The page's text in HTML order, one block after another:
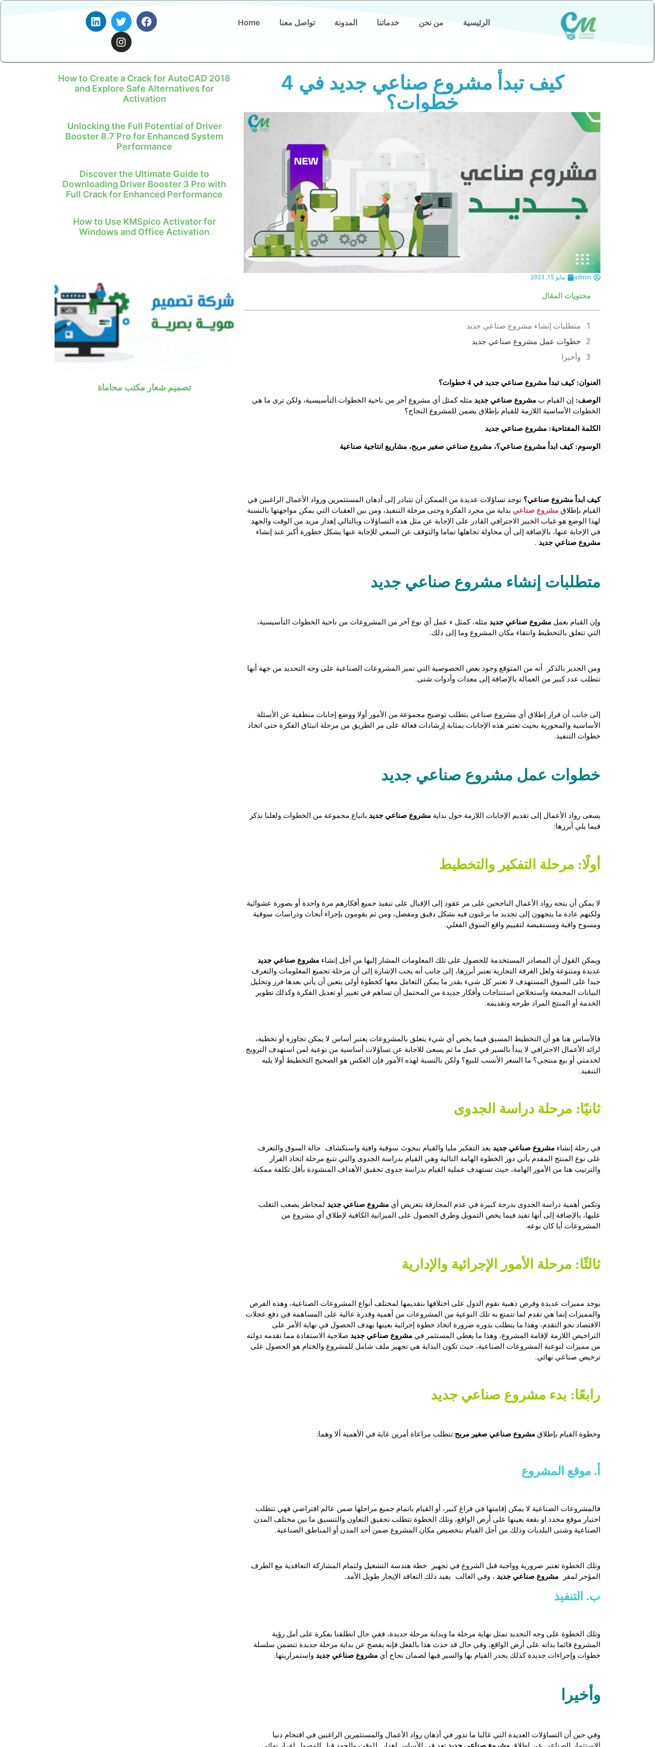
الرئيسية من نحن خدماتنا المدونة تواصل معنا Home
كيف تبدأ مشروع صناعي جديد في 4
خطوات؟
admin مايو 15, 2023
محتويات المقال
متطلبات إنشاء مشروع صناعي جديد
خطوات عمل مشروع صناعي جديد
وأخيرا
العنوان: كيف تبدأ مشروع صناعي جديد في 4 خطوات؟
الوصف: إن القيام ب مشروع صناعي جديد مثله كمثل أي مشروع آخر من ناحية الخطوات التأسيسية، ولكن ترى ما هي
الخطوات الأساسية اللازمة للقيام بإطلاق يضمن للمشروع النجاح؟
الكلمة المفتاحية: مشروع صناعي جديد
الوسوم:كيف ابدأ مشروع صناعي؟، مشروع صناعي صغير مربح، مشاريع انتاجية صناعية
كيف ابدأ مشروع صناعي؟ توجد تساؤلات عديدة من الممكن أن تتبادر إلى أذهان المستثمرين ورواد الأعمال الراغبين في
القيام بإطلاق مشروع صناعي بداية من مجرد الفكرة وحتى مرحلة التنفيذ، ومن بين العقبات التي يمكن مواجهتها بالنسبة
لهذا الوضع هو غياب الخبير الاحترافي القادر على الإجابة عن مثل هذه التساؤلات وبالتالي إهدار مزيد من الوقت والجهد
في الإجابة عنها، بالإضافة إلى أن محاولة تجاهلها تماما والتوقف عن السعي للإجابة عنها يشكل خطورة أكبر عند إنشاء
مشروع صناعي جديد .
متطلبات إنشاء مشروع صناعي جديد
وإن القيام بعمل مشروع صناعي جديد مثله، كمثل ء عمل أي نوع آخر من المشروعات من ناحية الخطوات التأسيسية،
التي تتعلق بالتخطيط وانتقاء مكان المشروع وما إلى ذلك.
ومن الجدير بالذكر أنه من المتوقع وجود بعض الخصوصية التي تميز المشروعات الصناعية على وجه التحديد من جهة أنها
تتطلب عدد كبير من العمالة بالإضافة إلى معدات وأدوات شتى.
إلى جانب أن قرار إطلاق أي مشروع صناعي يتطلب توضيح مجموعة من الأمور أولا ووضع إجابات منطقية عن الأسئلة
الأساسية والمحورية بحيث تعتبر هذه الإجابات بمثابة إرشادات فعالة على مر الطريق من مرحلة انبثاق الفكرة حتى اتخاذ
خطوات التنفيذ.
خطوات عمل مشروع صناعي جديد
يسعى رواد الأعمال إلى تقديم الإجابات اللازمة حول بداية مشروع صناعي جديد باتباع مجموعة من الخطوات ولعلنا نذكر
فيما يلي أبرزها:
أولًا: مرحلة التفكير والتخطيط
لا يمكن أن يتجه رواد الأعمال الناجحين على مر عقود إلى الإقبال على تنفيذ جميع أفكارهم مرة واحدة أو بصورة عشوائية
ولكنهم عادة ما يتجهون إلى تحديد ما يرغبون فيه بشكل دقيق ومفصل، ومن ثم يقومون بإجراء أبحاث ودراسات سوقية
ومسوح وافية ومستفيضة لتقييم واقع السوق الفعلي.
ويمكن القول أن المصادر المستخدمة للحصول على تلك المعلومات المشار إليها من أجل إنشاء مشروع صناعي جديد
عديدة ومتنوعة ولعل الغرفة التجارية تعتبر أبرزها، إلى جانب أنه يجب الإشارة إلى أن مرحلة تجميع المعلومات والتعرف
جيدا على السوق المستهدف لا تعتبر كل شيء بقدر ما يمكن التعامل معها كخطوة أولى يتعين أن يأتي بعدها فرز وتحليل
البيانات المجمعة واستخلاص استنتاجات وأفكار جديدة من المحتمل أن تساهم في تغيير أو تعديل الفكرة وكذلك تطوير
الخدمة أو المنتج المراد طرحه وتقديمه.
فالأساس هنا هو أن التخطيط المسبق فيما يخص أي شيء يتعلق بالمشروعات يعتبر أساس لا يمكن تجاوزه أو تخطيه،
لرائد الأعمال الاحترافي لا يبدأ بالسير في عمل ما ثم يسعى للاجابة عن تساؤلات أساسية من نوعية لمن استهدف الترويج
لخدمتي أو بيع منتجي؟ ما السعر الأنسب للبيع؟ ولكن بالنسبة لهذه الأمور فإن العكس هو الصحيح التخطيط أولا يليه
التنفيذ.
ثانيًا: مرحلة دراسة الجدوى
في رحلة إنشاء مشروع صناعي جديد بعد التفكير مليا والقيام ببحوث سوقية وافية واستكشاف حالة السوق والتعرف
على نوع المنتج المقدم يأتي دور الخطوة الهامة التالية وهي القيام بدراسة الجدوى والتي تتبع مرحلة اتخاذ القرار
والترتيب هنا من الأمور الهامة، حيث تستهدف عملية القيام بدراسة جدوى تحقيق الأهداف المنشودة بأقل تكلفة ممكنة.
وتكمن أهمية دراسة الجدوى بدرجة كبيرة في عدم المجازفة بتعريض أي مشروع صناعي جديد لمخاطر يصعب التغلب
عليها، بالإضافة إلى أنها تفيد فيما يخص التمويل وطرق الحصول على الميزانية الكافية لإطلاق أي مشروع من
المشروعات أيا كان نوعه.
ثالثًا: مرحلة الأمور الإجرائية والإدارية
يوجد مميزات عديدة وفرص ذهبية تقوم الدول على اختلافها بتقديمها لمختلف أنواع المشروعات الصناعية، وهذه الفرص
والمميزات إنما هي تقدم لما تتمتع به تلك النوعية من المشروعات من أهمية وقدرة عالية على المساهمة في دفع عجلات
الاقتصاد نحو التقدم، وهذا ما يتطلب بدوره ضرورة اتخاذ خطوة إجرائية بعينها بهدف الحصول في نهاية الأمر على
التراخيص اللازمة لإقامة المشروع، وهذا ما يعطي المستثمر في مشروع صناعي جديد صلاحية الاستفادة مما تقدمه دولته
من مميزات لنوعية المشروعات الصناعية، حيث تكون البداية هي تجهيز ملف شامل للمشروع والختام هو الحصول على
ترخيص صناعي نهائي.
رابعًا: بدء مشروع صناعي جديد
وخطوة القيام بإطلاق مشروع صناعي صغير مربح تتطلب مراعاة أمرين غاية في الأهمية ألا وهما:
أ. موقع المشروع
فالمشروعات الصناعية لا يمكن إقامتها في فراغ كبير، أو القيام باتمام جميع مراحلها ضمن عالم افتراضي فهي تتطلب
اختيار موقع محدد او بقعة بعينها على أرض الواقع، وتلك الخطوة تتطلب تحقيق التعاون والتنسيق ما بين مختلف المدن
الصناعية وشتى البلديات وذلك من أجل القيام بتخصيص مكان المشروع ضمن أحد المدن أو المناطق الصناعية.
وتلك الخطوة تعتبر ضرورية وواجبة قبل الشروع في تجهيز خطة هندسة التشغيل ولتمام المشاركة التعاقدية مع الطرف
المؤجر لمقر مشروع صناعي جديد ، وفي الغالب يفيد ذلك التعاقد الإيجار طويل الأمد.
ب. التنفيذ
وتلك الخطوة على وجه التحديد تمثل نهاية مرحلة ما وبداية مرحلة جديدة، ففي حال انطلقنا بفكرة على أمل رؤية
المشروع قائما بذاته على أرض الواقع، وفي حال قد حدث هذا بالفعل فإنه يفصح عن بداية مرحلة جديدة تتضمن سلسلة
خطوات وإجراءات جديدة كذلك يجدر القيام بها والسير فيها لضمان نجاح أي مشروع صناعي جديد واستمراريتها.
وأخيرا
وفي حين أن التساؤلات العديدة التي غالبا ما تدور في أذهان رواد الأعمال والمستثمرين الراغبين في اقتحام دنيا
How to Create a Crack for AutoCAD 2018
and Explore Safe Alternatives for
Activation
Unlocking the Full Potential of Driver
Booster 8.7 Pro for Enhanced System
Performance
Discover the Ultimate Guide to
Downloading Driver Booster 3 Pro with
Full Crack for Enhanced Performance
How to Use KMSpico Activator for
Windows and Office Activation
تصميم شعار مكتب محاماة